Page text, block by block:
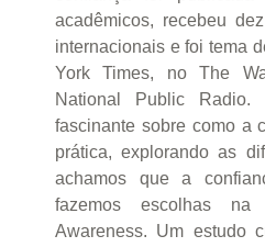
acadêmicos, recebeu
internacionais e foi tema
York Times, no The
National Public
fascinante sobre como a
prática, explorando as
achamos que a
fazemos escolhas
Awareness. Um estudo